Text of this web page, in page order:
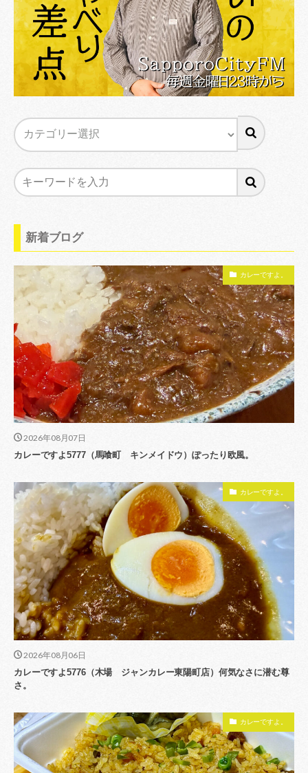
新着ブログ
カレーですよ。
2026年08月07日
カレーですよ5777（馬喰町 キンメイドウ）ぽったり欧風。
カレーですよ。
2026年08月06日
カレーですよ5776（木場 ジャンカレー東陽町店）何気なさに潜む尊
さ。
カレーですよ。